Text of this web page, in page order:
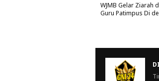
WJMB Gelar Ziarah
Guru Patimpus Di